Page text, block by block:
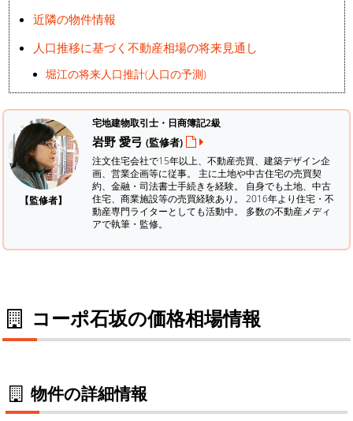
近隣の物件情報
人口推移に基づく不動産相場の将来見通し
堀江の将来人口推計(人口の予測)
【監修者】
宅地建物取引士・日商簿記2級
岩野 愛弓 (監修者)
注文住宅会社で15年以上、不動産売買、建築デザイン企
画、営業企画等に従事。 主に土地や中古住宅の売買契
約、金融・司法書士手続きを経験。 自身でも土地、中古
住宅、商業施設等の売買経験あり。 2016年より住宅・不
動産専門ライターとしても活動中。 多数の不動産メディ
アで執筆・監修。
コーポ石坂の価格相場情報
物件の詳細情報